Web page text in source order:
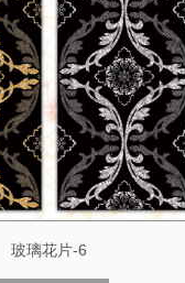
玻璃花片-6